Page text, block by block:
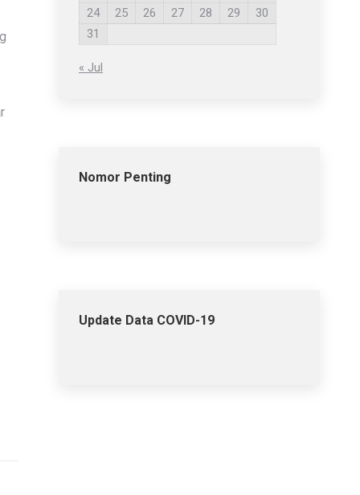
24
25 26 27 28 29
30
31
« Jul
Nomor Penting
Update Data COVID-19